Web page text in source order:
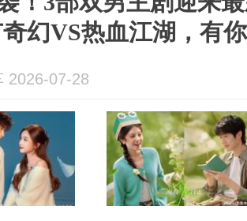
幻VS热血江湖，有
2026-07-28